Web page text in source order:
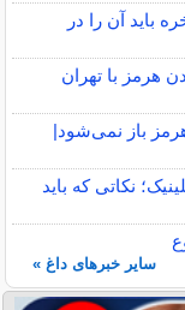
باید آن را در
هرمز با تهران
هرمز باز نمی‌شود|
نکاتی که باید
سایر خبرهای داغ »